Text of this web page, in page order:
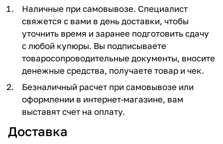
Наличные при самовывозе. Специалист
свяжется с вами в день доставки, чтобы
уточнить время и заранее подготовить сдачу
с любой купюры. Вы подписываете
товаросопроводительные документы, вносите
денежные средства, получаете товар и чек.
Безналичный расчет при самовывозе или
оформлении в интернет-магазине, вам
выставят счет на оплату.
Доставка